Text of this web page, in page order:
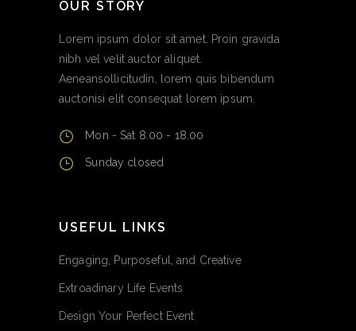
OUR STORY
Lorem ipsum dolor sit amet. Proin gravida
nibh vel velit auctor aliquet.
Aeneansollicitudin, lorem quis bibendum
auctonisi elit consequat lorem ipsum.
Mon - Sat 8.00 - 18.00
Sunday closed
USEFUL LINKS
Engaging, Purposeful, and Creative
Extroadinary Life Events
Design Your Perfect Event